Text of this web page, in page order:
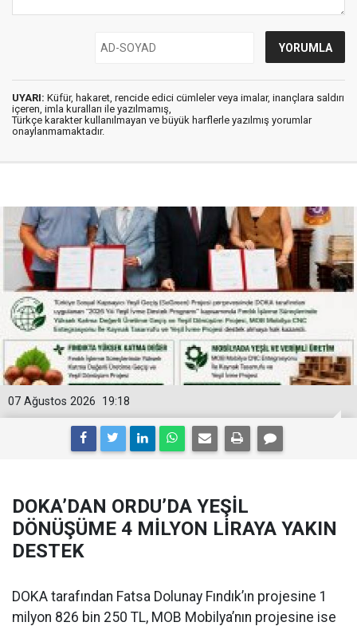
UYARI: Küfür, hakaret, rencide edici cümleler veya imalar, inançlara saldırı
içeren, imla kuralları ile yazılmamış,
Türkçe karakter kullanılmayan ve büyük harflerle yazılmış yorumlar
onaylanmamaktadır.
19:18
07 Ağustos 2026
DOKA’DAN ORDU’DA YEŞİL
DÖNÜŞÜME 4 MİLYON LİRAYA YAKIN
DESTEK
DOKA tarafından Fatsa Dolunay Fındık’ın projesine 1
milyon 826 bin 250 TL, MOB Mobilya’nın projesine ise